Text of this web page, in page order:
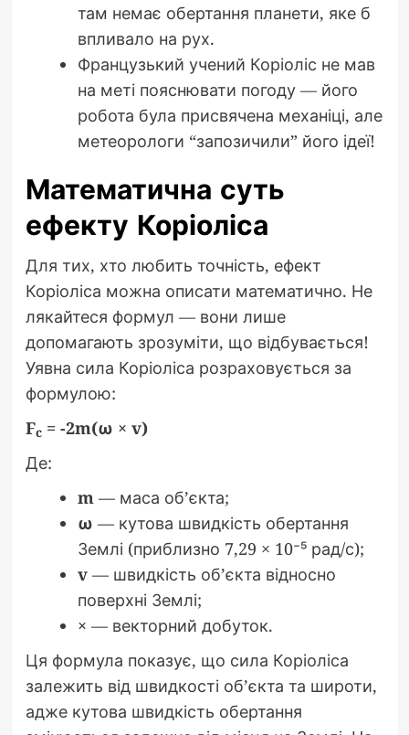
там немає обертання планети, яке б
впливало на рух.
Французький учений Коріоліс не мав
на меті пояснювати погоду — його
робота була присвячена механіці, але
метеорологи “запозичили” його ідеї!
Математична суть
ефекту Коріоліса
Для тих, хто любить точність, ефект
Коріоліса можна описати математично. Не
лякайтеся формул — вони лише
допомагають зрозуміти, що відбувається!
Уявна сила Коріоліса розраховується за
формулою:
Fc= -2m(ω × v)
Де:
m— маса об’єкта;
ω — кутова швидкість обертання
Землі (приблизно 7,29 × 10⁻⁵ рад/с);
v— швидкість об’єкта відносно
поверхні Землі;
× — векторний добуток.
Ця формула показує, що сила Коріоліса
залежить від швидкості об’єкта та широти,
адже кутова швидкість обертання